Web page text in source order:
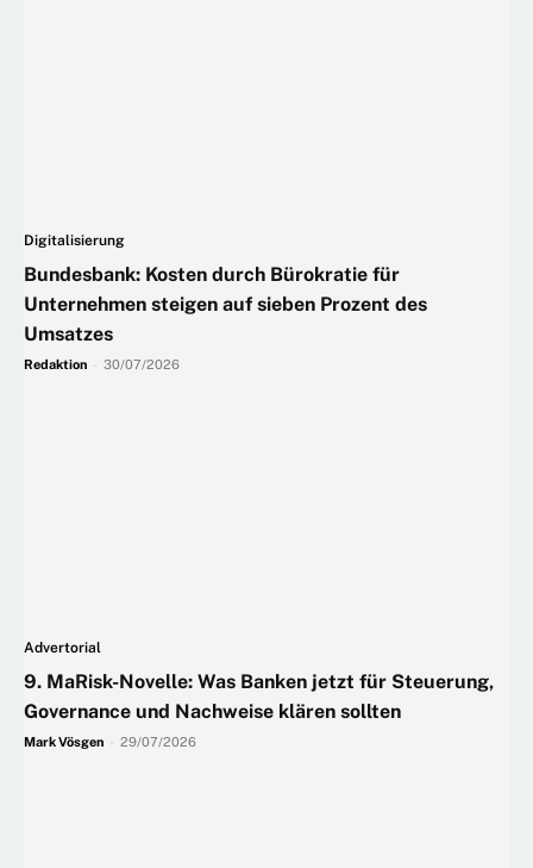
Digitalisierung
Bundesbank: Kosten durch Bürokratie für
Unternehmen steigen auf sieben Prozent des
Umsatzes
Redaktion 30/07/2026
Advertorial
9. MaRisk-Novelle: Was Banken jetzt für Steuerung,
Governance und Nachweise klären sollten
Mark Vösgen 29/07/2026